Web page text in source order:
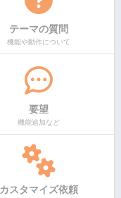
テーマの質問
機能や動作について
要望
機能追加など
カスタマイズ依頼